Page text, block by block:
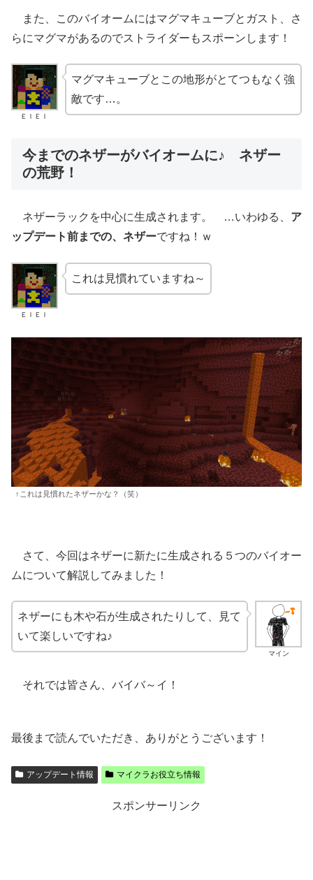
また、このバイオームにはマグマキューブとガスト、さ
らにマグマがあるのでストライダーもスポーンします！
ＥＩＥＩ
マグマキューブとこの地形がとてつもなく強
敵です…。
今までのネザーがバイオームに♪ ネザー
の荒野！
ネザーラックを中心に生成されます。 …いわゆる、 ア
ップデート前までの、ネザーですね！ｗ
ＥＩＥＩ
これは見慣れていますね～
↑これは見慣れたネザーかな？（笑）
さて、今回はネザーに新たに生成される５つのバイオー
ムについて解説してみました！
マイン
ネザーにも木や石が生成されたりして、見て
いて楽しいですね♪
それでは皆さん、バイバ～イ！
最後まで読んでいただき、ありがとうございます！
アップデート情報 マイクラお役立ち情報
スポンサーリンク